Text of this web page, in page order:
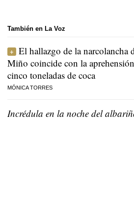
También en La Voz
El hallazgo de la narcolancha
Miño coincide con la
cinco toneladas de coca
MÓNICA TORRES
Incrédula en la noche del